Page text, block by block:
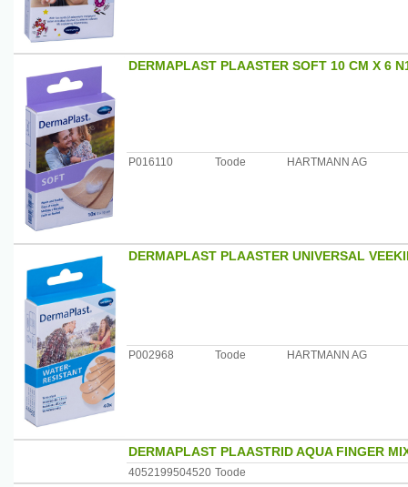
DERMAPLAST PLAASTER SOFT 10 CM X 6
P016110 Toode HARTMANN AG
DERMAPLAST PLAASTER UNIVERSAL
P002968 Toode HARTMANN AG
DERMAPLAST PLAASTRID AQUA FINGER
4052199504520 Toode